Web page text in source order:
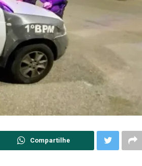
Compartilhe